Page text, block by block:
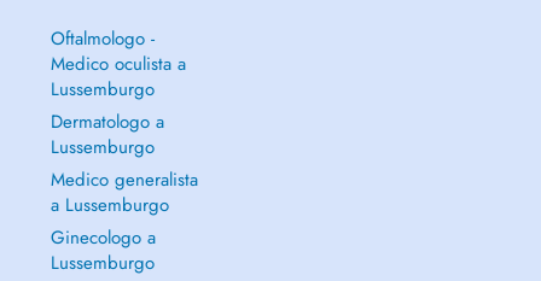
Oftalmologo -
Medico oculista a
Lussemburgo
Dermatologo a
Lussemburgo
Medico generalista
a Lussemburgo
Ginecologo a
Lussemburgo